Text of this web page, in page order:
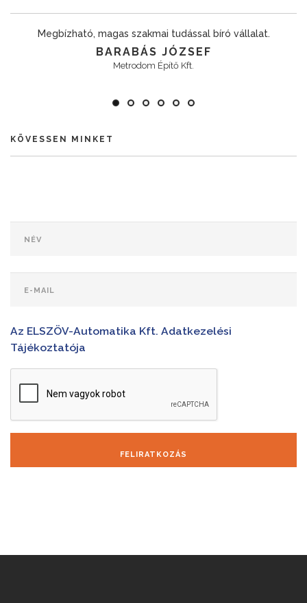
Megbízható, magas szakmai tudással bíró vállalat.
BARABÁS JÓZSEF
Metrodom Építő Kft.
KÖVESSEN MINKET
Az ELSZÖV-Automatika Kft. Adatkezelési
Tájékoztatója
FELIRATKOZÁS